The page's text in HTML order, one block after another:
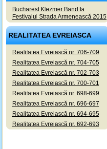
Bucharest Klezmer Band la
Festivalul Strada Armenească 2015
REALITATEA EVREIASCA
Realitatea Evreiască nr. 706-709
Realitatea Evreiască nr. 704-705
Realitatea Evreiască nr. 702-703
Realitatea Evreiască nr. 700-701
Realitatea Evreiască nr. 698-699
Realitatea Evreiască nr. 696-697
Realitatea Evreiască nr. 694-695
Realitatea Evreiască nr. 692-693